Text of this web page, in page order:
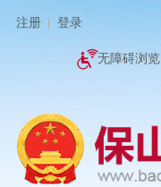
注册 登录
无障碍浏览